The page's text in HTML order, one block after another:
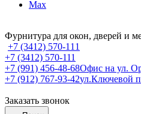
Max
Фурнитура для окон, дверей и
+7 (3412) 570-111
+7 (3412) 570-111
+7 (991) 456-48-68Офис на ул.
+7 (912) 767-93-42ул.Ключевой
Заказать звонок